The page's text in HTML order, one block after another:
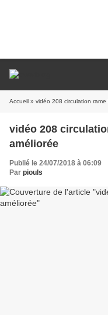
Accueil » vidéo 208 circulation
vidéo 208
améliorée
Publié le 24/07/2018 à 06:09
Par piouls